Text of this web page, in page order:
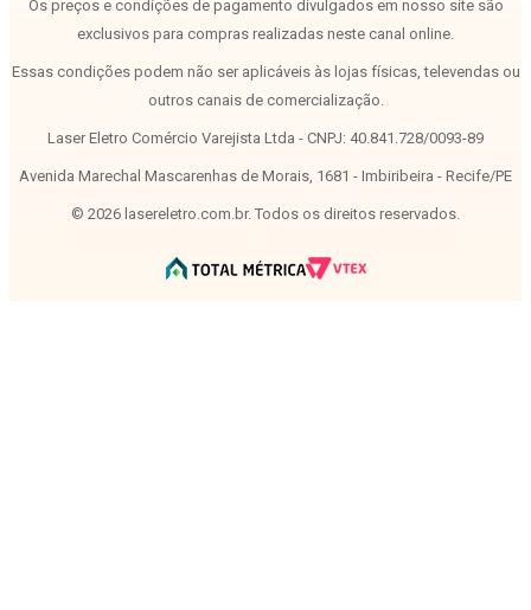
Os preços e condições de pagamento divulgados em nosso site são
exclusivos para compras realizadas neste canal online.
Essas condições podem não ser aplicáveis às lojas físicas, televendas ou
outros canais de comercialização.
Laser Eletro Comércio Varejista Ltda - CNPJ: 40.841.728/0093-89
Avenida Marechal Mascarenhas de Morais, 1681 - Imbiribeira - Recife/PE
© 2026 lasereletro.com.br. Todos os direitos reservados.